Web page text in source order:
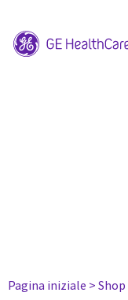
Pagina iniziale > Shop